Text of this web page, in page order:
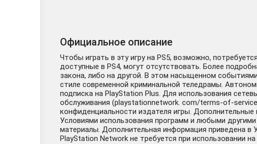
Официальное описание
Чтобы играть в эту игру на PS5, возможно,
доступные в PS4, могут отсутствовать. Более
закона, либо на другой. В этом насыщенном
стиле современной криминальной теледрамы.
подписка на PlayStation Plus. Для использования
обслуживания (playstationnetwork. com/terms-of-
конфиденциальности издателя игры. Дополнительные
Условиями использования программ и любыми
материалы. Дополнительная информация приведена в
PlayStation Network не требуется при использовании